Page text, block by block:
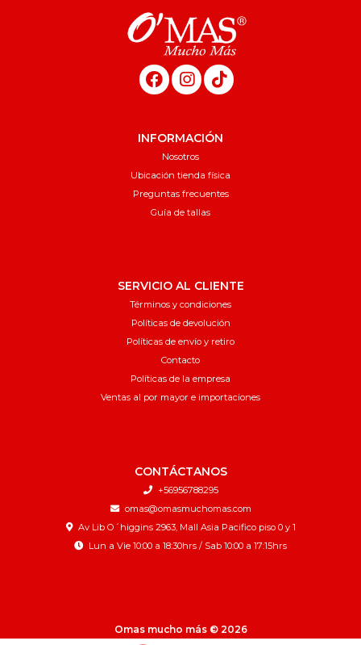
INFORMACIÓN
Nosotros
Ubicación tienda física
Preguntas frecuentes
Guía de tallas
SERVICIO AL CLIENTE
Términos y condiciones
Políticas de devolución
Políticas de envío y retiro
Contacto
Políticas de la empresa
Ventas al por mayor e importaciones
CONTÁCTANOS
+56956788295
omas@omasmuchomas.com
Av Lib O´higgins 2963, Mall Asia Pacifico piso 0 y 1
Lun a Vie 10:00 a 18:30hrs / Sab 10:00 a 17:15hrs
Omas mucho más © 2026